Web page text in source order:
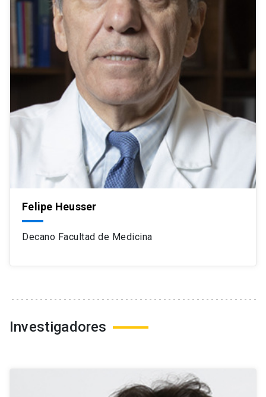
Felipe Heusser
Decano Facultad de Medicina
Investigadores